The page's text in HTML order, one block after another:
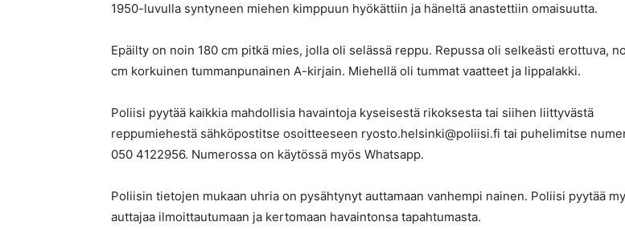
1950-luvulla syntyneen miehen kimppuun hyökättiin ja häneltä anastettiin omaisuutta.
Epäilty on noin 180 cm pitkä mies, jolla oli selässä reppu. Repussa oli selkeästi erottuva,
cm korkuinen tummanpunainen A-kirjain. Miehellä oli tummat vaatteet ja lippalakki.
Poliisi pyytää kaikkia mahdollisia havaintoja kyseisestä rikoksesta tai siihen liittyvästä
reppumiehestä sähköpostitse osoitteeseen ryosto.helsinki@poliisi.fi tai puhelimitse
050 4122956. Numerossa on käytössä myös Whatsapp.
Poliisin tietojen mukaan uhria on pysähtynyt auttamaan vanhempi nainen. Poliisi pyytää
auttajaa ilmoittautumaan ja kertomaan havaintonsa tapahtumasta.